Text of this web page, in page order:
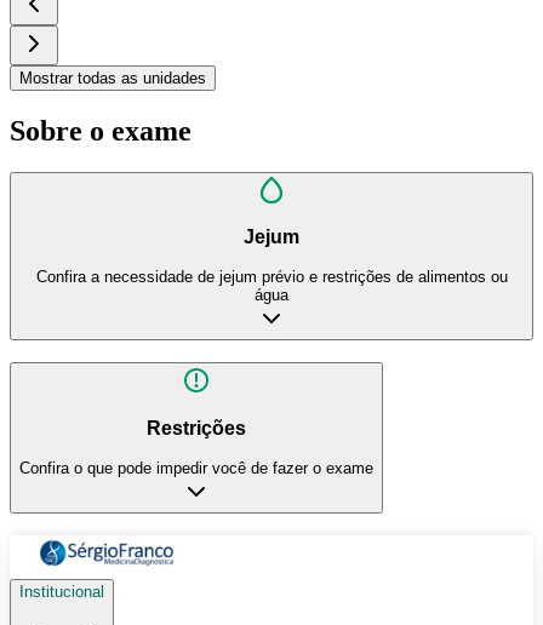
Mostrar todas as unidades
Sobre o exame
Jejum
Confira a necessidade de jejum prévio e restrições de alimentos ou
água
Restrições
Confira o que pode impedir você de fazer o exame
Institucional